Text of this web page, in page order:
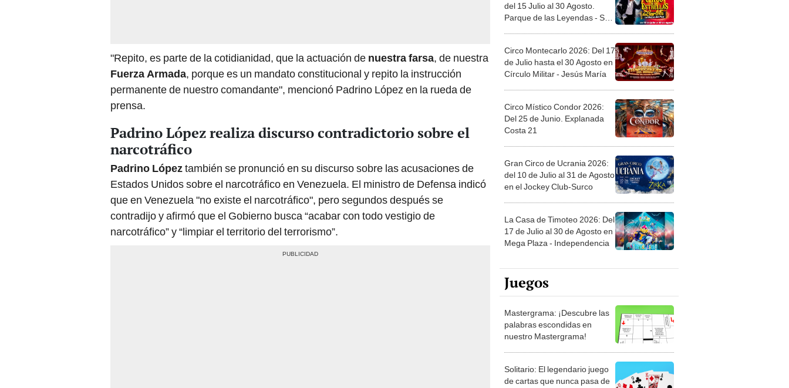
"Repito, es parte de la cotidianidad, que la actuación de nuestra farsa, de nuestra
Fuerza Armada, porque es un mandato constitucional y repito la instrucción
permanente de nuestro comandante", mencionó Padrino López en la rueda de
prensa.
Padrino López realiza discurso contradictorio sobre el
narcotráfico
Padrino Lópeztambién se pronunció en su discurso sobre las acusaciones de
Estados Unidos sobre el narcotráfico en Venezuela. El ministro de Defensa indicó
que en Venezuela "no existe el narcotráfico", pero segundos después se
contradijo y afirmó que el Gobierno busca “acabar con todo vestigio de
narcotráfico” y “limpiar el territorio del terrorismo”.
del 15 Julio al 30 Agosto.
Parque de las Leyendas - San
Circo Montecarlo 2026: Del 17
de Julio hasta el 30 Agosto en
Círculo Militar - Jesús María
Circo Místico Condor 2026:
Del 25 de Junio. Explanada
Costa 21
Gran Circo de Ucrania 2026:
del 10 de Julio al 31 de Agosto
en el Jockey Club-Surco
La Casa de Timoteo 2026: Del
17 de Julio al 30 de Agosto en
Mega Plaza - Independencia
Juegos
Mastergrama: ¡Descubre las
palabras escondidas en
nuestro Mastergrama!
Solitario: El legendario juego
de cartas que nunca pasa de